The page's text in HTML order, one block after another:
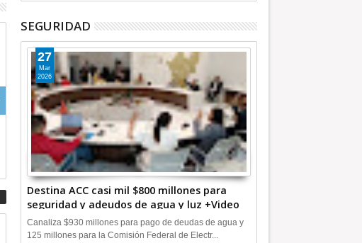
SEGURIDAD
Destina ACC casi mil $800 millones para
seguridad y adeudos de agua y luz +Video
27
Mar
2026
Canaliza $930 millones para pago de deudas de agua y
125 millones para la Comisión Federal de Electr...